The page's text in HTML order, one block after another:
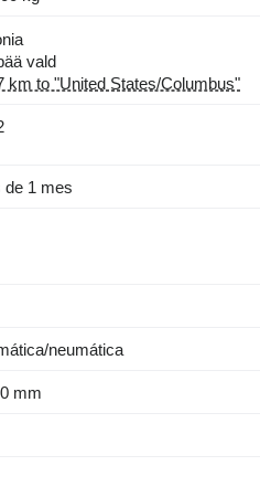
vald
km to "United States/Columbus"
de 1 mes
neumática
mm